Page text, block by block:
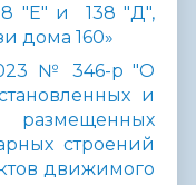
"Е" и 138 "Д",
дома 160»
№ 346-р "О
и
строений
движимого